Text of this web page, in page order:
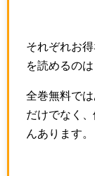
それぞれお
を読めるの
全巻無料では
だけでなく
んあります。